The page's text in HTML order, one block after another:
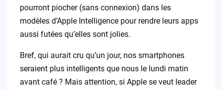
pourront piocher (sans connexion) dans les
modèles d’Apple Intelligence pour rendre leurs apps
aussi futées qu’elles sont jolies.
Bref, qui aurait cru qu’un jour, nos smartphones
seraient plus intelligents que nous le lundi matin
avant café ? Mais attention, si Apple se veut leader